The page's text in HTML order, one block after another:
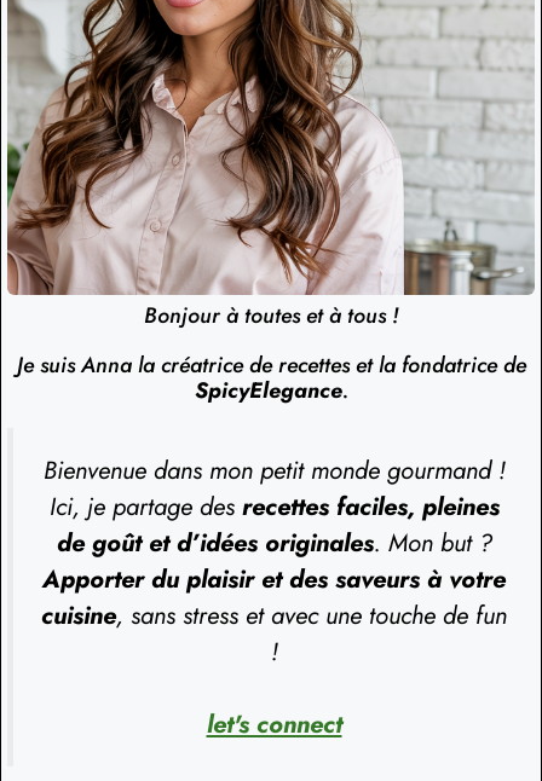
Bonjour à toutes et à tous !
Je suis Anna la créatrice de recettes et la fondatrice de
SpicyElegance.
Bienvenue dans mon petit monde gourmand !
Ici, je partage des recettes faciles, pleines
de goût et d’idées originales. Mon but ?
Apporter du plaisir et des saveurs à votre
cuisine, sans stress et avec une touche de fun
!
let's connect